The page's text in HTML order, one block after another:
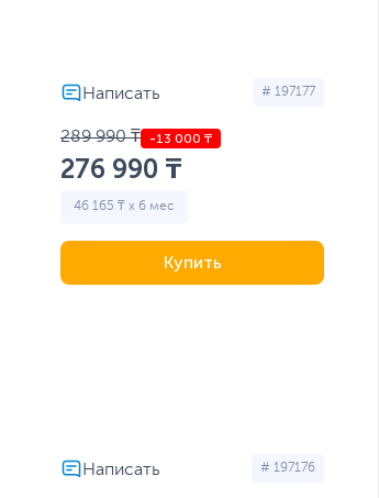
# 197177
289 990 ₸
276 990 ₸
46 165 ₸ x 6 мес
Купить
# 197176